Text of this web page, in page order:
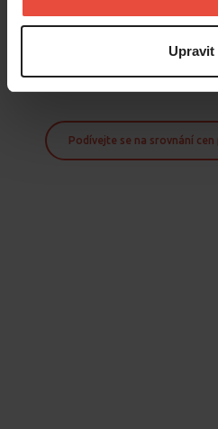
Upravit
Aby se váš nový byt stal domovem, je
– od první prohlídky až do
Podívejte se na srovnání